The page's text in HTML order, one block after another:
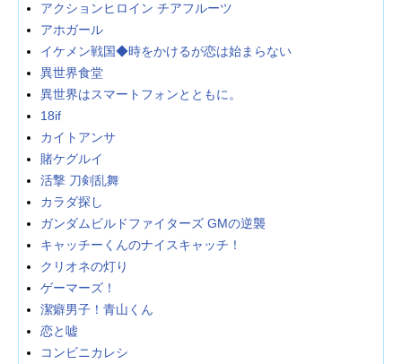
男性声優/女性声優一覧
FOLLOW US
アクションヒロイン チアフルーツ
アホガール
イケメン戦国◆時をかけるが恋は始まらない
異世界食堂
異世界はスマートフォンとともに。
18if
カイトアンサ
賭ケグルイ
活撃 刀剣乱舞
カラダ探し
ガンダムビルドファイターズ GMの逆襲
キャッチーくんのナイスキャッチ！
クリオネの灯り
ゲーマーズ！
潔癖男子！青山くん
恋と嘘
コンビニカレシ